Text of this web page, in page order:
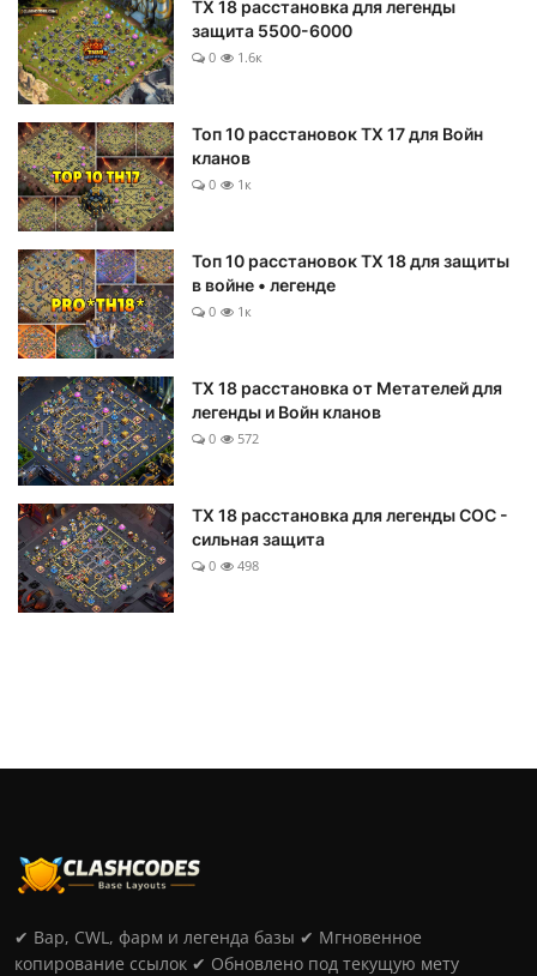
ТХ 18 расстановка для легенды
защита 5500-6000
0 1.6к
Топ 10 расстановок ТХ 17 для Войн
кланов
0 1к
Топ 10 расстановок ТХ 18 для защиты
в войне • легенде
0 1к
ТХ 18 расстановка от Метателей для
легенды и Войн кланов
0 572
ТХ 18 расстановка для легенды COC -
сильная защита
0 498
✔ Вар, CWL, фарм и легенда базы ✔ Мгновенное
копирование ссылок ✔ Обновлено под текущую мету